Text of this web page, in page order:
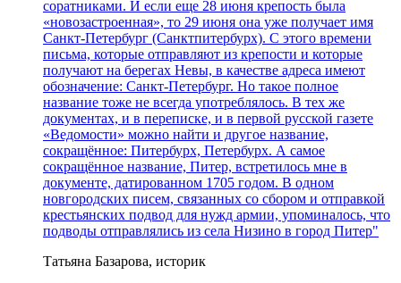
соратниками. И если еще 28 июня крепость была
«новозастроенная», то 29 июня она уже получает имя
Санкт-Петербург (Санктпитербурх). С этого времени
письма, которые отправляют из крепости и которые
получают на берегах Невы, в качестве адреса имеют
обозначение: Санкт-Петербург. Но такое полное
название тоже не всегда употреблялось. В тех же
документах, и в переписке, и в первой русской газете
«Ведомости» можно найти и другое название,
сокращённое: Питербурх, Петербурх. А самое
сокращённое название, Питер, встретилось мне в
документе, датированном 1705 годом. В одном
новгородских писем, связанных со сбором и отправкой
крестьянских подвод для нужд армии, упоминалось, что
подводы отправлялись из села Низино в город Питер"
Татьяна Базарова, историк